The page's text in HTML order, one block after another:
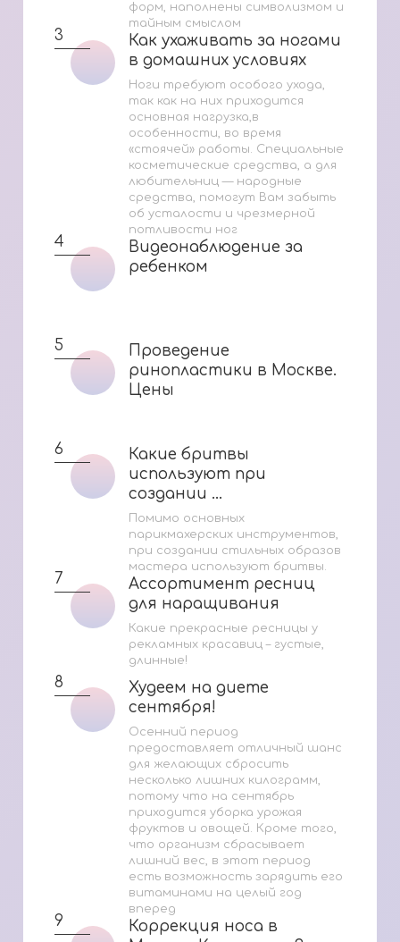
форм, наполнены символизмом и
тайным смыслом
3
Как ухаживать за ногами
в домашних условиях
Как ухаживать за ногами
в домашних условиях
Ноги требуют особого ухода,
так как на них приходится
основная нагрузка,в
особенности, во время
«стоячей» работы. Специальные
косметические средства, а для
любительниц — народные
средства, помогут Вам забыть
об усталости и чрезмерной
потливости ног
4
Видеонаблюдение за
ребенком
Видеонаблюдение за
ребенком
5
Проведение
ринопластики в Москве.
Цены
Проведение
ринопластики в Москве.
Цены
6
Какие бритвы
используют при
создании ...
Какие бритвы
используют при
создании ...
Помимо основных
парикмахерских инструментов,
при создании стильных образов
мастера используют бритвы.
7
Ассортимент ресниц
для наращивания
Ассортимент ресниц
для наращивания
Какие прекрасные ресницы у
рекламных красавиц – густые,
длинные!
8
Худеем на диете
сентября!
Худеем на диете
сентября!
Осенний период
предоставляет отличный шанс
для желающих сбросить
несколько лишних килограмм,
потому что на сентябрь
приходится уборка урожая
фруктов и овощей. Кроме того,
что организм сбрасывает
лишний вес, в этот период
есть возможность зарядить его
витаминами на целый год
вперед
9
Коррекция носа в
Коррекция носа в